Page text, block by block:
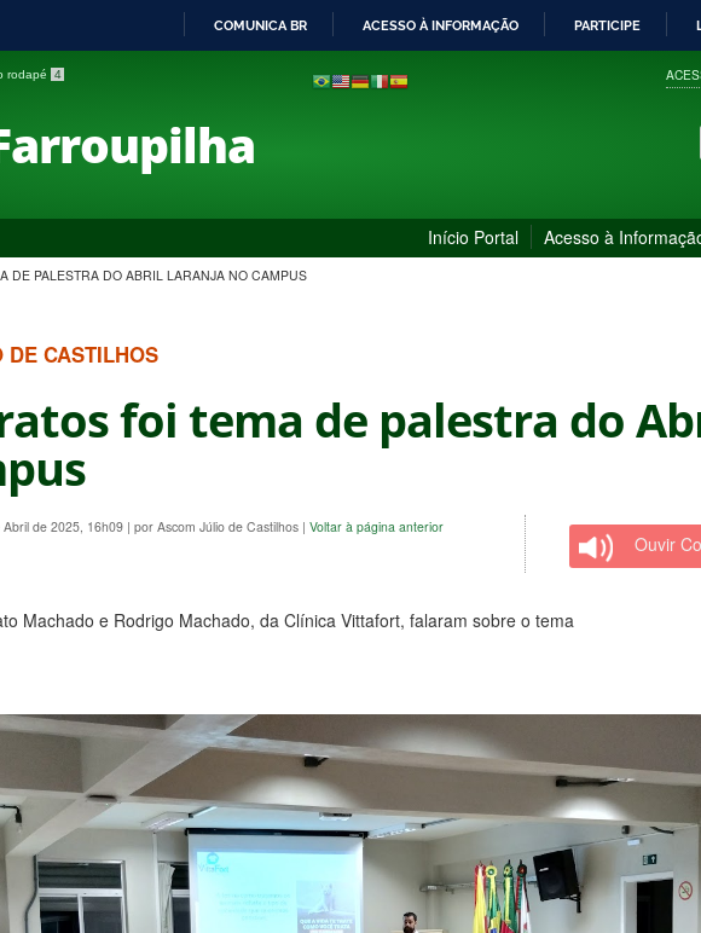
PARA
COMUNICA BR ACESSO À INFORMAÇÃO PARTICIPE
rodapé 4
Início Portal Acesso à
DE PALESTRA DO ABRIL LARANJA NO CAMPUS
DE CASTILHOS
foi tema de palestra do
de 2025, 16h09 | por Ascom Júlio de Castilhos | Voltar à página anterior
Ouvir
Machado e Rodrigo Machado, da Clínica Vittafort, falaram sobre o tema